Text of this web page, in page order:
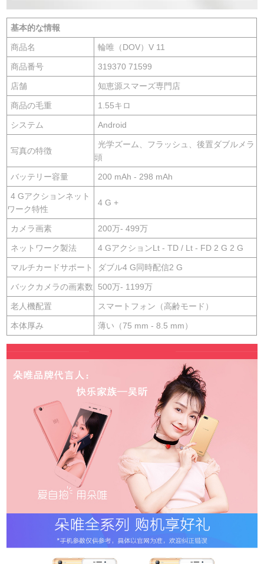
基本的な情報
商品名 輪唯（DOV）V 11
商品番号 319370 71599
店舗 知恵源スマーズ専門店
商品の毛重 1.55キロ
システム Android
写真の特徴
光学ズーム、フラッシュ、後置ダブルメラ
頭
バッテリー容量 200 mAh - 298 mAh
4 Gアクションネット
ワーク特性
4 G +
カメラ画素 200万- 499万
ネットワーク製法 4 GアクションLt - TD / Lt - FD 2 G 2 G
マルチカードサポート ダブル4 G同時配信2 G
バックカメラの画素数 500万- 1199万
老人機配置 スマートフォン（高齢モード）
本体厚み 薄い（75 mm - 8.5 mm）